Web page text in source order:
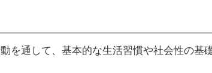
を通して、基本的な生活習慣や社会性の基